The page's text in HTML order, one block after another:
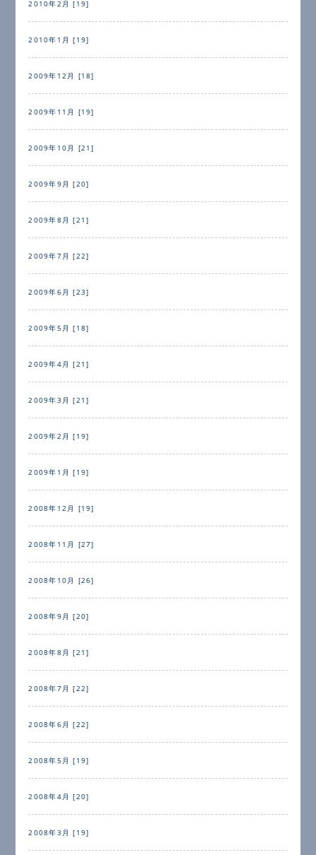
2010年2月 [19]
2010年1月 [19]
2009年12月 [18]
2009年11月 [19]
2009年10月 [21]
2009年9月 [20]
2009年8月 [21]
2009年7月 [22]
2009年6月 [23]
2009年5月 [18]
2009年4月 [21]
2009年3月 [21]
2009年2月 [19]
2009年1月 [19]
2008年12月 [19]
2008年11月 [27]
2008年10月 [26]
2008年9月 [20]
2008年8月 [21]
2008年7月 [22]
2008年6月 [22]
2008年5月 [19]
2008年4月 [20]
2008年3月 [19]